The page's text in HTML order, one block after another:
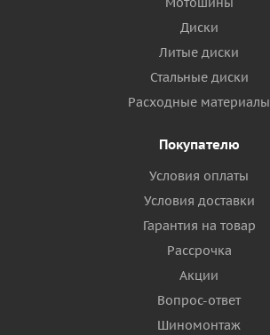
Диски
Литые диски
Стальные диски
Расходные материалы
Покупателю
Условия оплаты
Условия доставки
Гарантия на товар
Рассрочка
Акции
Вопрос-ответ
Шиномонтаж